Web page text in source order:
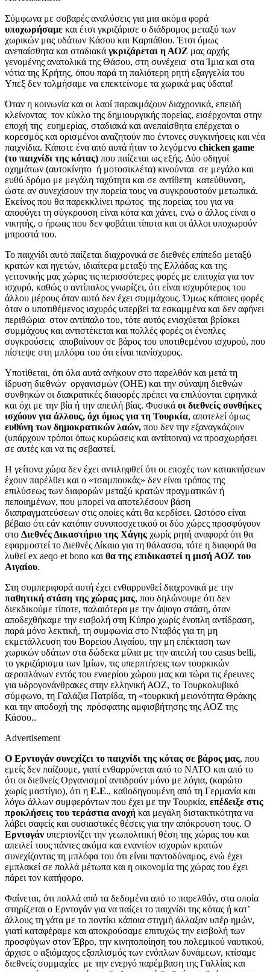
Σύμφωνα με σοβαρές αναλύσεις για μια ακόμα φορά
υποχωρήσαμε και έτσι γκριζάρισε ο διάδρομος μεταξύ των
χωρικών μας υδάτων Κάσου και Καρπάθου. Έτσι όμως
ανεπαίσθητα και σταδιακά γκριζάρεται η ΑΟΖ μας αρχής
γενομένης ανατολικά της Θάσου, στη συνέχεια στα Ίμια και στα
νότια της Κρήτης, όπου παρά τη παλιότερη ρητή εξαγγελία του
Υπεξ δεν τολμήσαμε να επεκτείνομε τα χωρικά μας ύδατα!
Όταν η κοινωνία και οι λαοί παρακμάζουν διαχρονικά, επειδή
κλείνοντας τον κύκλο της δημιουργικής πορείας, εισέρχονται στην
εποχή της ευημερίας, σταδιακά και ανεπαίσθητα επέρχεται ο
κορεσμός και ορισμένοι αναζητούν πιο έντονες συγκινήσεις και νέα
παιχνίδια. Κάποτε ένα από αυτά ήταν το λεγόμενο chicken game
(το παιχνίδι της κότας) που παίζεται ως εξής. Δύο οδηγοί
οχημάτων (αυτοκίνητο ή μοτοσικλέτα) κινούνται σε μεγάλο και
ευθύ δρόμο με μεγάλη ταχύτητα και σε αντίθετη κατεύθυνση,
ώστε αν συνεχίσουν την πορεία τους να συγκρουστούν μετωπικά.
Εκείνος που θα παρεκκλίνει πρώτος της πορείας του για να
αποφύγει τη σύγκρουση είναι κότα και χάνει, ενώ ο άλλος είναι ο
νικητής, ο ήρωας που δεν φοβάται τίποτα και οι άλλοι υποχωρούν
μπροστά του.
Το παιχνίδι αυτό παίζεται διαχρονικά σε διεθνές επίπεδο μεταξύ
κρατών και ηγετών, ιδιαίτερα μεταξύ της Ελλάδας και της
γειτονικής μας χώρας τις περισσότερες φορές με επιτυχία για τον
ισχυρό, καθώς ο αντίπαλος γνωρίζει, ότι είναι ισχυρότερος του
άλλου μέρους όταν αυτό δεν έχει συμμάχους. Όμως κάποιες φορές
όταν ο υποτιθέμενος ισχυρός υπερβεί τα εσκαμμένα και δεν αφήνει
περιθώρια στον αντίπαλο του, τότε αυτός ενισχύεται βρίσκει
συμμάχους και αντιστέκεται και πολλές φορές οι ένοπλες
συγκρούσεις αποβαίνουν σε βάρος του υποτιθεμένου ισχυρού, που
πίστεψε στη μπλόφα του ότι είναι πανίσχυρος.
Υποτίθεται, ότι όλα αυτά ανήκουν στο παρελθόν και μετά τη
ίδρυση διεθνών οργανισμών (ΟΗΕ) και την σύναψη διεθνών
συνθηκών οι διακρατικές διαφορές πρέπει να επιλύονται ειρηνικά
και όχι με την βία ή την απειλή βίας. Φυσικά οι διεθνείς συνθήκες
ισχύουν για άλλους, όχι όμως για τη Τουρκία, αποτελεί όμως
ευθύνη των δημοκρατικών λαών, που δεν την εξαναγκάζουν
(υπάρχουν τρόποι όπως κυρώσεις και αντίποινα) να προσχωρήσει
σε αυτές και να τις σεβαστεί.
Η γείτονα χώρα δεν έχει αντιληφθεί ότι οι εποχές των κατακτήσεων
έχουν παρέλθει και ο «τσαμπουκάς» δεν είναι τρόπος της
επιλύσεως των διαφορών μεταξύ κρατών πραγματικών ή
πεποιημένων, που μπορεί να αποτελέσουν βάση
διαπραγματεύσεων στις οποίες κάτι θα κερδίσει. Ωστόσο είναι
βέβαιο ότι εάν κατόπιν συνυποσχετικού οι δύο χώρες προσφύγουν
στο Διεθνές Δικαστήριο της Χάγης χωρίς ρητή αναφορά ότι θα
εφαρμοστεί το Διεθνές Δίκαιο για τη θάλασσα, τότε η διαφορά θα
λυθεί ex aeqo et bono και θα της επιδικαστεί η μισή ΑΟΖ του
Αιγαίου.
Στη συμπεριφορά αυτή έχει ενθαρρυνθεί διαχρονικά με την
παθητική στάση της χώρας μας, που δηλώνουμε ότι δεν
διεκδικούμε τίποτε, παλαιότερα με την άψογο στάση, όταν
αποδεχθήκαμε την εισβολή στη Κύπρο χωρίς ένοπλη αντίδραση,
παρά μόνο λεκτική, τη συμφωνία στο Νταβός για τη μη
εκμετάλλευση του Βορείου Αιγαίου, την μη επέκταση των
χωρικών υδάτων στα δώδεκα μίλια με την απειλή του casus belli,
το γκριζάρισμα των Ιμίων, τις υπερπτήσεις των τουρκικών
αεροπλάνων εντός του εναερίου χώρου μας και τώρα τις έρευνες
για υδρογονάνθρακες στην ελληνική ΑΟΖ, το Τουρκολυβικό
σύμφωνο, τη Γαλάζια Πατρίδα, τη «τουρκική μειονότητα Θράκης
και την αποδοχή της πρόσφατης αμφισβήτησης της ΑΟΖ της
Κάσου..
Advertisement
Ο Ερντογάν συνεχίζει το παιχνίδι της κότας σε βάρος μας, που
εμείς δεν παίζουμε, γιατί ενθαρρύνεται από το ΝΑΤΟ και από το
ότι οι διεθνείς Οργανισμοί αντιδρούν μόνο με λόγια, (καρώτο
χωρίς μαστίγιο), ότι η Ε.Ε., καθοδηγουμένη από τη Γερμανία και
λόγω άλλων συμφερόντων που έχει με την Τουρκία, επέδειξε στις
προκλήσεις του τεράστια ανοχή και μεγάλη διστακτικότητα να
λάβει σαφείς και ουσιαστικές θέσεις για την απόκρουση τους. Ο
Ερντογάν υπερτονίζει την γεωπολιτική θέση της χώρας του και
απειλεί τους πάντες ακόμα και εναντίον ισχυρών κρατών
συνεχίζοντας τη μπλόφα του ότι είναι παντοδύναμος, ενώ έχει
εμπλακεί σε πολλά μέτωπα και η οικονομία της χώρας του έχει
πάρει τον κατήφορο.
Φαίνεται, ότι πολλά από τα δεδομένα από το παρελθόν, στα οποία
στηρίζεται ο Ερντογάν για να παίζει το παιχνίδι της κότας ή κατ’
άλλους τη γάτα με το ποντίκι κάποια στιγμή άλλαξαν υπέρ ημών,
γιατί καταφέραμε και αποκρούσαμε επιτυχώς την εισβολή των
προσφύγων στον Έβρο, την κινητοποίηση του πολεμικού ναυτικού,
άρχισε ο αξιόμαχος εξοπλισμός των ενόπλων δυνάμεων, κτίσαμε
διεθνείς συμμαχίες με την ενεργό παρέμβαση της Γαλλίας και